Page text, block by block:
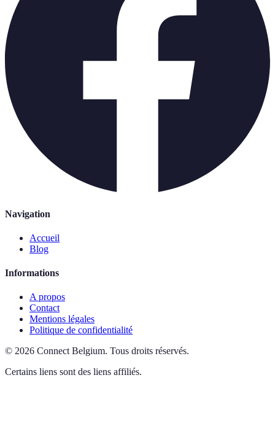
Navigation
Accueil
Blog
Informations
A propos
Contact
Mentions légales
Politique de confidentialité
© 2026 Connect Belgium. Tous droits réservés.
Certains liens sont des liens affiliés.